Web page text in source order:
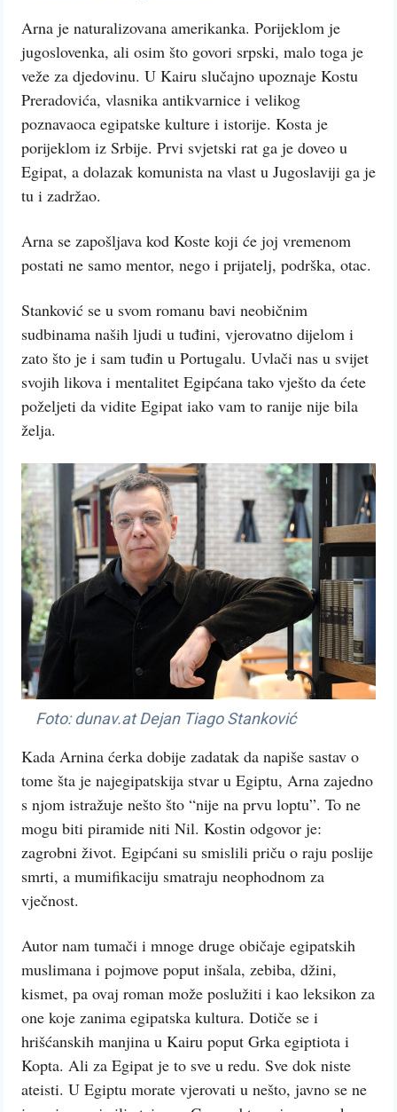
Arna je naturalizovana amerikanka. Porijeklom je
jugoslovenka, ali osim što govori srpski, malo toga je
veže za djedovinu. U Kairu slučajno upoznaje Kostu
Preradovića, vlasnika antikvarnice i velikog
poznavaoca egipatske kulture i istorije. Kosta je
porijeklom iz Srbije. Prvi svjetski rat ga je doveo u
Egipat, a dolazak komunista na vlast u Jugoslaviji ga je
tu i zadržao.
Arna se zapošljava kod Koste koji će joj vremenom
postati ne samo mentor, nego i prijatelj, podrška, otac.
Stanković se u svom romanu bavi neobičnim
sudbinama naših ljudi u tuđini, vjerovatno dijelom i
zato što je i sam tuđin u Portugalu. Uvlači nas u svijet
svojih likova i mentalitet Egipćana tako vješto da ćete
poželjeti da vidite Egipat iako vam to ranije nije bila
želja.
Foto: dunav.at Dejan Tiago Stanković
Kada Arnina ćerka dobije zadatak da napiše sastav o
tome šta je najegipatskija stvar u Egiptu, Arna zajedno
s njom istražuje nešto što “nije na prvu loptu”. To ne
mogu biti piramide niti Nil. Kostin odgovor je:
zagrobni život. Egipćani su smislili priču o raju poslije
smrti, a mumifikaciju smatraju neophodnom za
vječnost.
Autor nam tumači i mnoge druge običaje egipatskih
muslimana i pojmove poput inšala, zebiba, džini,
kismet, pa ovaj roman može poslužiti i kao leksikon za
one koje zanima egipatska kultura. Dotiče se i
hrišćanskih manjina u Kairu poput Grka egiptiota i
Kopta. Ali za Egipat je to sve u redu. Sve dok niste
ateisti. U Egiptu morate vjerovati u nešto, javno se ne